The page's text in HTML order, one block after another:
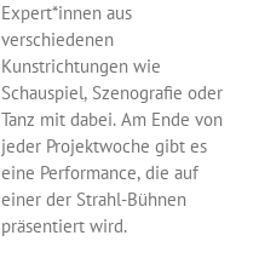
Expert*innen aus
verschiedenen
Kunstrichtungen wie
Schauspiel, Szenografie oder
Tanz mit dabei. Am Ende von
jeder Projektwoche gibt es
eine Performance, die auf
einer der Strahl-Bühnen
präsentiert wird.